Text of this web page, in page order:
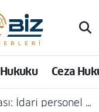
Ceza
açığa alındı
Fikstür